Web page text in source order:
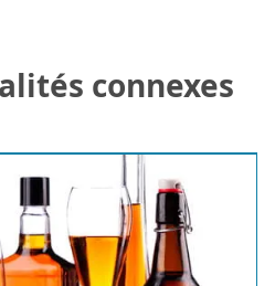
connexes